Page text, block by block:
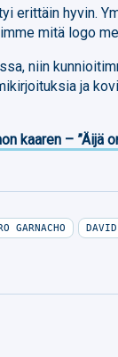
erittäin hyvin.
mitä logo
niin
ja
kaaren – ”Äijä
GARNACHO DAVID